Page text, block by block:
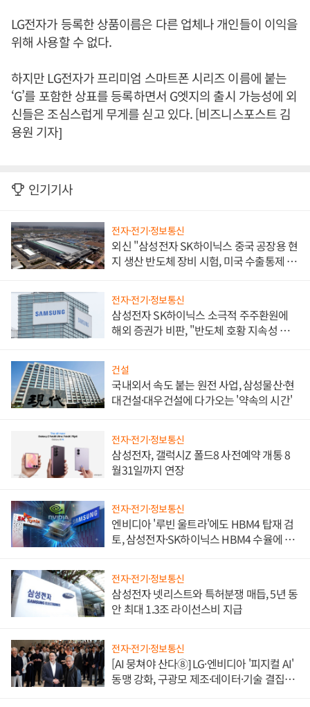
LG전자가 등록한 상품이름은 다른 업체나 개인들이 이익을
위해 사용할 수 없다.
하지만 LG전자가 프리미엄 스마트폰 시리즈 이름에 붙는
‘G’를 포함한 상표를 등록하면서 G엣지의 출시 가능성에 외
신들은 조심스럽게 무게를 싣고 있다. [비즈니스포스트 김
용원 기자]
인기기사
전자·전기·정보통신
외신 "삼성전자 SK하이닉스 중국 공장용 현
지 생산 반도체 장비 시험, 미국 수출통제 대
전자·전기·정보통신
삼성전자 SK하이닉스 소극적 주주환원에
해외 증권가 비판, "반도체 호황 지속성 의
건설
국내외서 속도 붙는 원전 사업, 삼성물산·현
대건설·대우건설에 다가오는 '약속의 시간'
전자·전기·정보통신
삼성전자, 갤럭시Z 폴드8 사전예약 개통 8
월31일까지 연장
전자·전기·정보통신
엔비디아 '루빈 울트라'에도 HBM4 탑재 검
토, 삼성전자·SK하이닉스 HBM4 수율에 주
전자·전기·정보통신
삼성전자 넷리스트와 특허분쟁 매듭, 5년 동
안 최대 1.3조 라이선스비 지급
전자·전기·정보통신
[AI 뭉쳐야 산다⑧] LG·엔비디아 '피지컬 AI'
동맹 강화, 구광모 제조·데이터·기술 결집